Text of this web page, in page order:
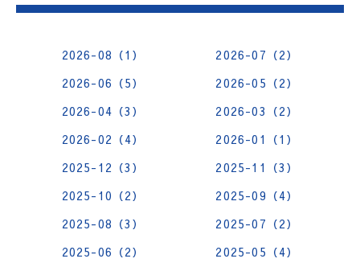
2026-08（1）
2026-07（2）
2026-06（5）
2026-05（2）
2026-04（3）
2026-03（2）
2026-02（4）
2026-01（1）
2025-12（3）
2025-11（3）
2025-10（2）
2025-09（4）
2025-08（3）
2025-07（2）
2025-06（2）
2025-05（4）